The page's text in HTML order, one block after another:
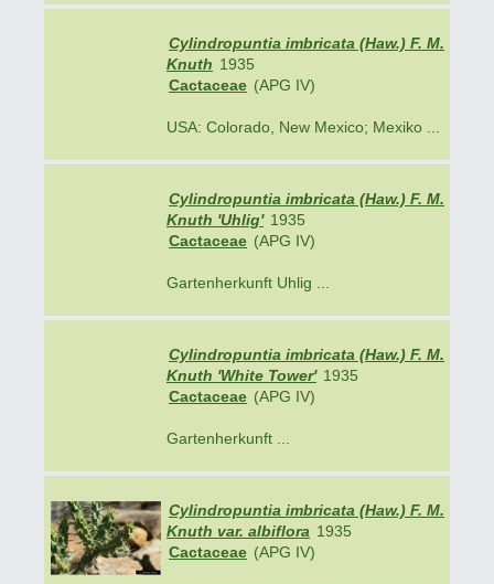
Cylindropuntia imbricata (Haw.) F. M.
Knuth 1935
Cactaceae (APG IV)
USA: Colorado, New Mexico; Mexiko ...
Cylindropuntia imbricata (Haw.) F. M.
Knuth 'Uhlig' 1935
Cactaceae (APG IV)
Gartenherkunft Uhlig ...
Cylindropuntia imbricata (Haw.) F. M.
Knuth 'White Tower' 1935
Cactaceae (APG IV)
Gartenherkunft ...
Cylindropuntia imbricata (Haw.) F. M.
Knuth var. albiflora 1935
Cactaceae (APG IV)